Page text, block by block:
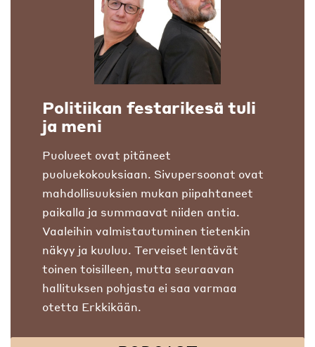
Politiikan festarikesä tuli
ja meni
Puolueet ovat pitäneet
puoluekokouksiaan. Sivupersoonat ovat
mahdollisuuksien mukan piipahtaneet
paikalla ja summaavat niiden antia.
Vaaleihin valmistautuminen tietenkin
näkyy ja kuuluu. Terveiset lentävät
toinen toisilleen, mutta seuraavan
hallituksen pohjasta ei saa varmaa
otetta Erkkikään.